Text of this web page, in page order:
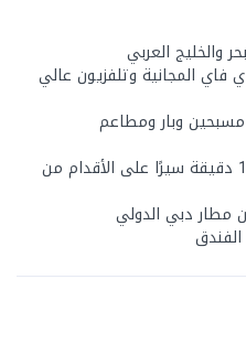
والخليج العربي
المجانية وتلفزيون عالي
وبار ومطاعم
يقع سوق مدينة جميرا على بعد 15 دقيقة سيرًا على الأقدام من